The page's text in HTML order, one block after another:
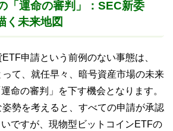
「運命の審判」：SEC新委
く未来地図
申請という前例のない事態は、
て、就任早々、暗号資産市場の未来
命の審判」を下す機会となります。
勢を考えると、すべての申請が承認
ですが、現物型ビットコインETFの